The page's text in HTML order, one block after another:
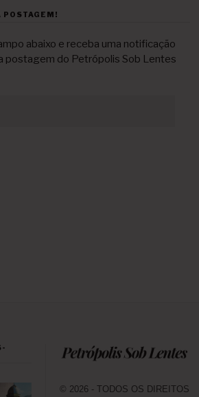
POSTAGEM!
abaixo e receba uma notificação
postagem do Petrópolis Sob Lentes
© 2026 - TODOS OS DIREITOS